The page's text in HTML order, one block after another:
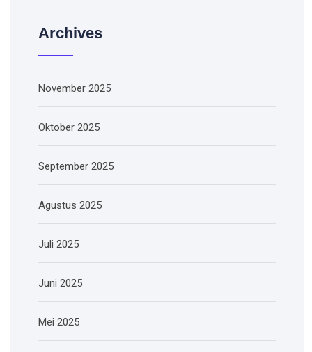
Archives
November 2025
Oktober 2025
September 2025
Agustus 2025
Juli 2025
Juni 2025
Mei 2025